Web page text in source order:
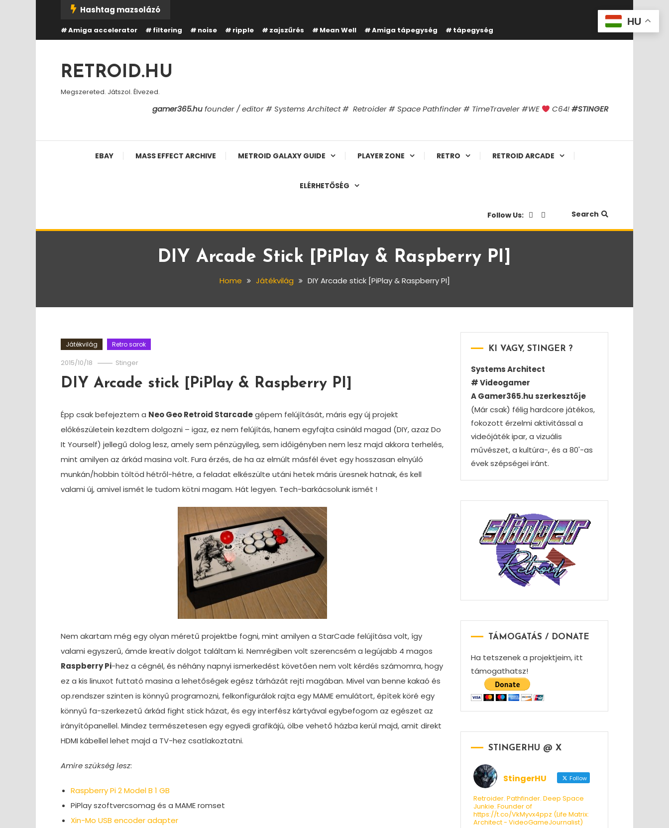
Content
Hashtag mazsolázó
Amiga accelerator filtering noise ripple zajszűrés Mean Well Amiga tápegység tápegység
RETROID.HU
Megszereted. Játszol. Élvezed.
gamer365.hufounder / editor # Systems Architect # Retroider # Space Pathfinder # TimeTraveler #WE C64!#STINGER
EBAY MASS EFFECT ARCHIVE METROID GALAXY GUIDE PLAYER ZONE RETRO RETROID ARCADE
ELÉRHETŐSÉG
Follow Us: Search
DIY Arcade Stick [PiPlay & Raspberry PI]
Home Játékvilág DIY Arcade stick [PiPlay & Raspberry PI]
Játékvilág Retro sarok
2015/10/18 Stinger
DIY Arcade stick [PiPlay & Raspberry PI]
Épp csak befejeztem a Neo Geo Retroid Starcadegépem felújítását, máris egy új projekt
előkészületein kezdtem dolgozni – igaz, ez nem felújítás, hanem egyfajta csináld magad (DIY, azaz Do
It Yourself) jellegű dolog lesz, amely sem pénzügyileg, sem időigényben nem lesz majd akkora terhelés,
mint amilyen az árkád masina volt. Fura érzés, de ha az elmúlt másfél évet egy hosszasan elnyúló
munkán/hobbin töltöd hétről-hétre, a feladat elkészülte utáni hetek máris üresnek hatnak, és kell
valami új, amivel ismét le tudom kötni magam. Hát legyen. Tech-barkácsolunk ismét !
Nem akartam még egy olyan méretű projektbe fogni, mint amilyen a StarCade felújítása volt, így
valami egyszerű, ámde kreatív dolgot találtam ki. Nemrégiben volt szerencsém a legújabb 4 magos
Raspberry Pi-hez a cégnél, és néhány napnyi ismerkedést követően nem volt kérdés számomra, hogy
ez a kis linuxot futtató masina a lehetőségek egész tárházát rejti magában. Mivel van benne kakaó és
op.rendszer szinten is könnyű programozni, felkonfigurálok rajta egy MAME emulátort, építek köré egy
könnyű fa-szerkezetű árkád fight stick házat, és egy interfész kártyával egybefogom az egészet az
irányítópanellel. Mindez természetesen egy egyedi grafikájú, ölbe vehető házba kerül majd, amit direkt
HDMI kábellel lehet majd a TV-hez csatlakoztatni.
Amire szükség lesz:
Raspberry Pi 2 Model B 1 GB
PiPlay szoftvercsomag és a MAME romset
Xin-Mo USB encoder adapter
KI VAGY, STINGER ?
Systems Architect
# Videogamer
A Gamer365.hu szerkesztője
(Már csak) félig hardcore játékos,
fokozott érzelmi aktivitással a
videójáték ipar, a vizuális
művészet, a kultúra-, és a 80'-as
évek szépségei iránt.
TÁMOGATÁS / DONATE
Ha tetszenek a projektjeim, itt
támogathatsz!
STINGERHU @ X
StingerHU Follow
Retroider. Pathfinder. Deep Space
Junkie. Founder of
https://t.co/VkMyvx4ppz (Life Matrix:
Architect - VideoGameJournalist)
HU